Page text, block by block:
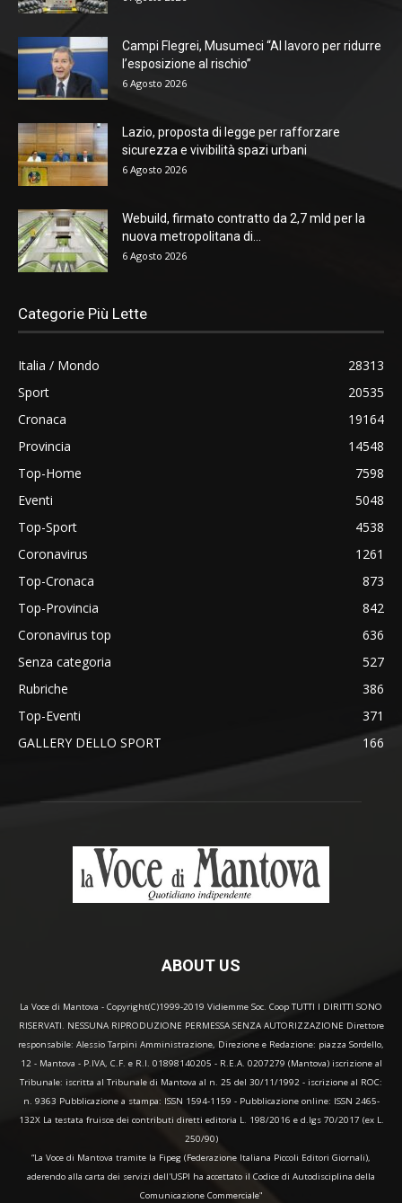
Campi Flegrei, Musumeci “Al lavoro per ridurre
l’esposizione al rischio”
6 Agosto 2026
Lazio, proposta di legge per rafforzare
sicurezza e vivibilità spazi urbani
6 Agosto 2026
Webuild, firmato contratto da 2,7 mld per la
nuova metropolitana di...
6 Agosto 2026
Categorie Più Lette
Italia / Mondo
28313
Sport
20535
Cronaca
19164
Provincia
14548
Top-Home
7598
Eventi
5048
Top-Sport
4538
Coronavirus
1261
Top-Cronaca
873
Top-Provincia
842
Coronavirus top
636
Senza categoria
527
Rubriche
386
Top-Eventi
371
GALLERY DELLO SPORT
166
ABOUT US
La Voce di Mantova - Copyright(C)1999-2019 Vidiemme Soc. Coop TUTTI I DIRITTI SONO
RISERVATI. NESSUNA RIPRODUZIONE PERMESSA SENZA AUTORIZZAZIONE Direttore
responsabile: Alessio Tarpini Amministrazione, Direzione e Redazione: piazza Sordello,
12 - Mantova - P.IVA, C.F. e R.I. 01898140205 - R.E.A. 0207279 (Mantova) iscrizione al
Tribunale: iscritta al Tribunale di Mantova al n. 25 del 30/11/1992 - iscrizione al ROC:
n. 9363 Pubblicazione a stampa: ISSN 1594-1159 - Pubblicazione online: ISSN 2465-
132X La testata fruisce dei contributi diretti editoria L. 198/2016 e d.lgs 70/2017 (ex L.
250/90)
“La Voce di Mantova tramite la Fipeg (Federazione Italiana Piccoli Editori Giornali),
aderendo alla carta dei servizi dell'USPI ha accettato il Codice di Autodisciplina della
Comunicazione Commerciale"